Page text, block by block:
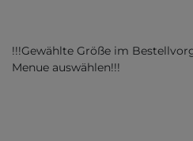
!!!Gewählte Größe im
Menue auswählen!!!